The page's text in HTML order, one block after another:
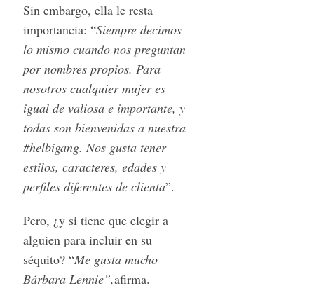
Sin embargo, ella le resta
importancia: “Siempre decimos
lo mismo cuando nos preguntan
por nombres propios. Para
nosotros cualquier mujer es
igual de valiosa e importante, y
todas son bienvenidas a nuestra
#helbigang. Nos gusta tener
estilos, caracteres, edades y
perfiles diferentes de clienta”.
Pero, ¿y si tiene que elegir a
alguien para incluir en su
séquito? “Me gusta mucho
Bárbara Lennie”,afirma.